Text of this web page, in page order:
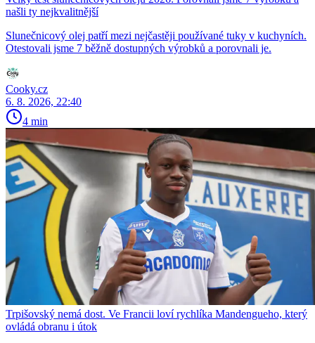
našli ty nejkvalitnější
Slunečnicový olej patří mezi nejčastěji používané tuky v kuchyních.
Otestovali jsme 7 běžně dostupných výrobků a porovnali je.
Cooky.cz
6. 8. 2026, 22:40
4 min
Trpišovský nemá dost. Ve Francii loví rychlíka Mandengueho, který
ovládá obranu i útok